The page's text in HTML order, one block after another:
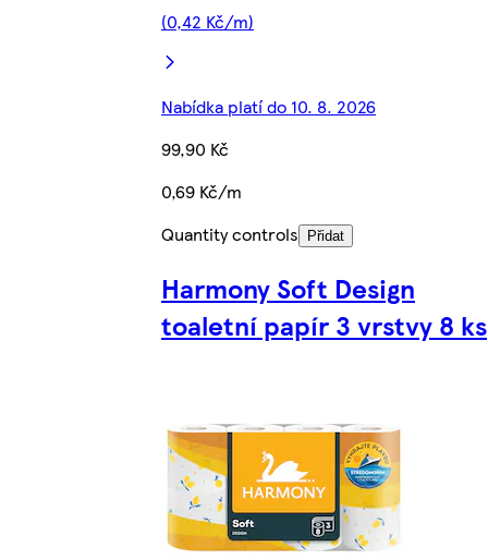
(0,42 Kč/m)
Nabídka platí do 10. 8. 2026
99,90 Kč
0,69 Kč/m
Quantity controls
Přidat
Harmony Soft Design
toaletní papír 3 vrstvy 8 ks